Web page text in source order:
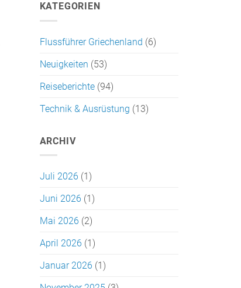
KATEGORIEN
Flussführer Griechenland (6)
Neuigkeiten (53)
Reiseberichte(94)
Technik & Ausrüstung (13)
ARCHIV
Juli 2026 (1)
Juni 2026 (1)
Mai 2026 (2)
April 2026 (1)
Januar 2026 (1)